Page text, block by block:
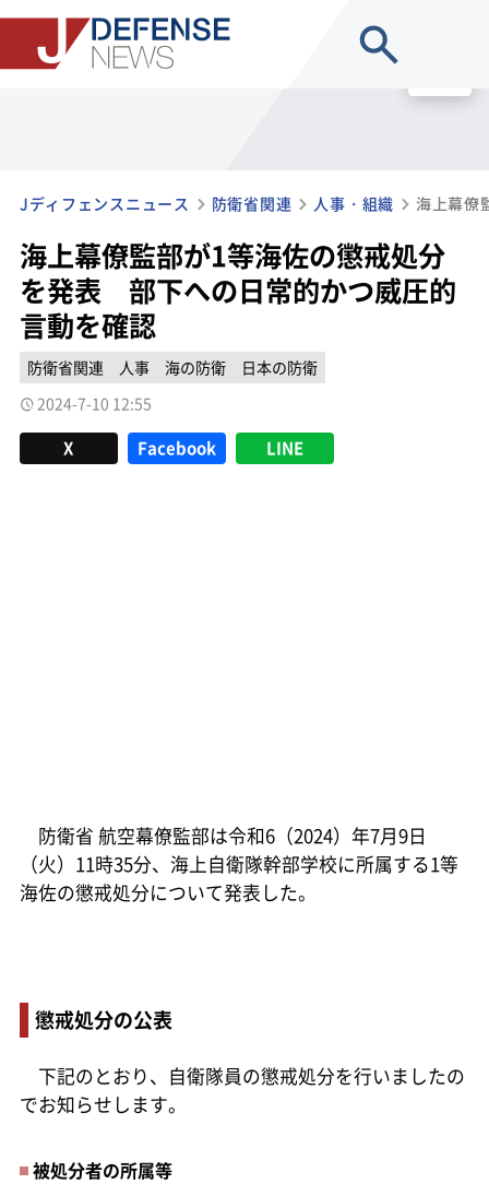
Jディフェンスニュース 防衛省関連 人事・組織
海上幕僚監部が1等海佐の懲戒処分
を発表 部下への日常的かつ威圧的
言動を確認
防衛省関連 人事 海の防衛
日本の防衛
2024-7-10 12:55
X Facebook LINE
防衛省 航空幕僚監部は令和6（2024）年7月9日
（火）11時35分、海上自衛隊幹部学校に所属する1等
海佐の懲戒処分について発表した。
懲戒処分の公表
下記のとおり、自衛隊員の懲戒処分を行いましたの
でお知らせします。
被処分者の所属等